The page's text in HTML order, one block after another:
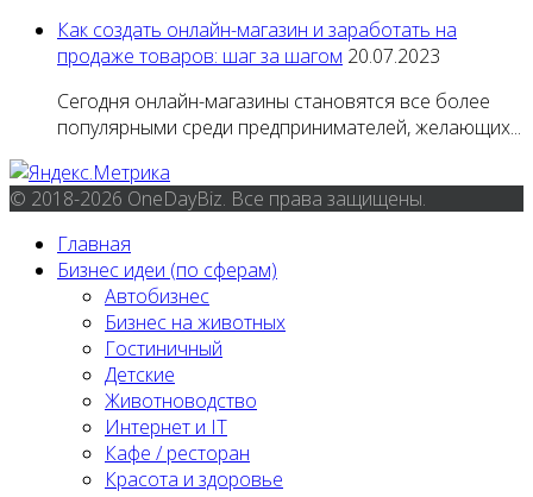
Как создать онлайн-магазин и заработать на
продаже товаров: шаг за шагом 20.07.2023
Сегодня онлайн-магазины становятся все более
популярными среди предпринимателей, желающих...
© 2018-2026 OneDayBiz. Все права защищены.
Главная
Бизнес идеи (по сферам)
Автобизнес
Бизнес на животных
Гостиничный
Детские
Животноводство
Интернет и IT
Кафе / ресторан
Красота и здоровье